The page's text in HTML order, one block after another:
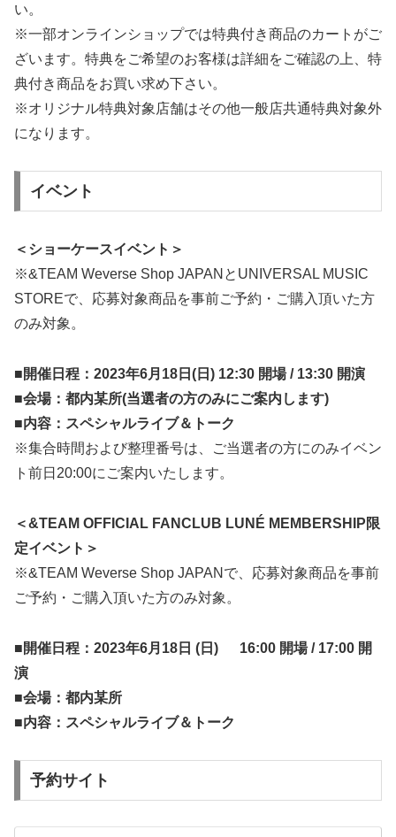
い。
※一部オンラインショップでは特典付き商品のカートがご
ざいます。特典をご希望のお客様は詳細をご確認の上、特
典付き商品をお買い求め下さい。
※オリジナル特典対象店舗はその他一般店共通特典対象外
になります。
イベント
＜ショーケースイベント＞
※&TEAM Weverse Shop JAPANとUNIVERSAL MUSIC
STOREで、応募対象商品を事前ご予約・ご購入頂いた方
のみ対象。
■開催日程：2023年6月18日(日) 12:30 開場 / 13:30 開演
■会場：都内某所(当選者の方のみにご案内します)
■内容：スペシャルライブ＆トーク
※集合時間および整理番号は、ご当選者の方にのみイベン
ト前日20:00にご案内いたします。
＜&TEAM OFFICIAL FANCLUB LUNÉ MEMBERSHIP限
定イベント＞
※&TEAM Weverse Shop JAPANで、応募対象商品を事前
ご予約・ご購入頂いた方のみ対象。
■開催日程：2023年6月18日 (日) 16:00 開場 / 17:00 開
演
■会場：都内某所
■内容：スペシャルライブ＆トーク
予約サイト